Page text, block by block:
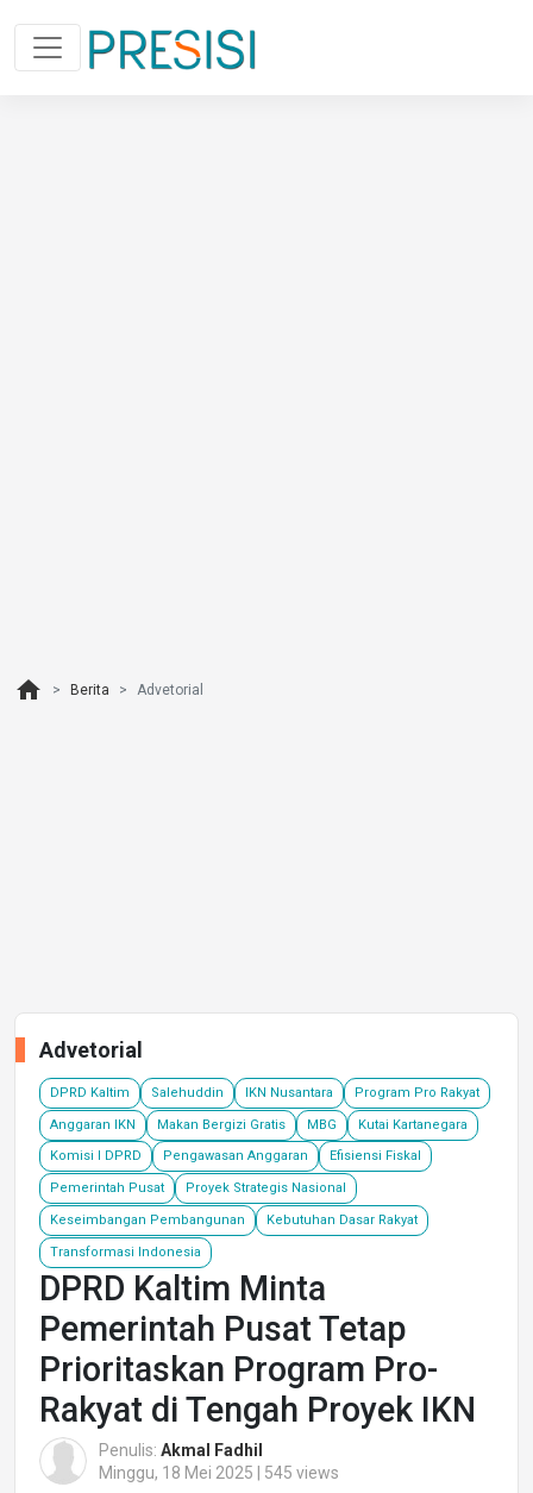
home Berita Advetorial
Advetorial
DPRD Kaltim Salehuddin IKN Nusantara Program Pro Rakyat
Anggaran IKN Makan Bergizi Gratis MBG Kutai Kartanegara
Komisi I DPRD Pengawasan Anggaran Efisiensi Fiskal
Pemerintah Pusat Proyek Strategis Nasional
Keseimbangan Pembangunan Kebutuhan Dasar Rakyat
Transformasi Indonesia
DPRD Kaltim Minta
Pemerintah Pusat Tetap
Prioritaskan Program Pro-
Rakyat di Tengah Proyek IKN
Penulis: Akmal Fadhil
Minggu, 18 Mei 2025 | 545 views